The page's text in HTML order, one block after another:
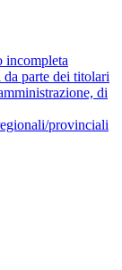
incompleta
parte dei titolari
di
provinciali